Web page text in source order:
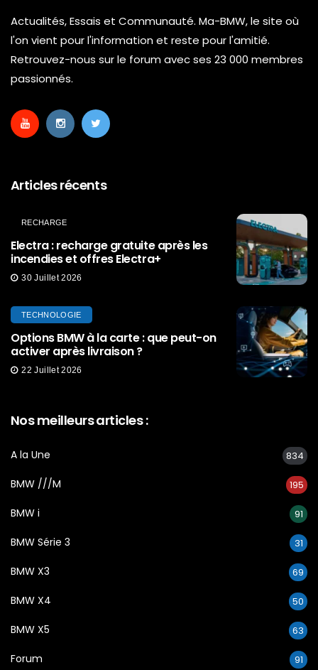
Actualités, Essais et Communauté. Ma-BMW, le site où
l'on vient pour l'information et reste pour l'amitié.
Retrouvez-nous sur le forum avec ses 23 000 membres
passionnés.
Articles récents
RECHARGE
Electra : recharge gratuite après les
incendies et offres Electra+
30 Juillet 2026
TECHNOLOGIE
Options BMW à la carte : que peut-on
activer après livraison ?
22 Juillet 2026
Nos meilleurs articles :
A la Une 834
BMW ///M 195
BMW i 91
BMW Série 3 31
BMW X3 69
BMW X4 50
BMW X5 63
Forum 91